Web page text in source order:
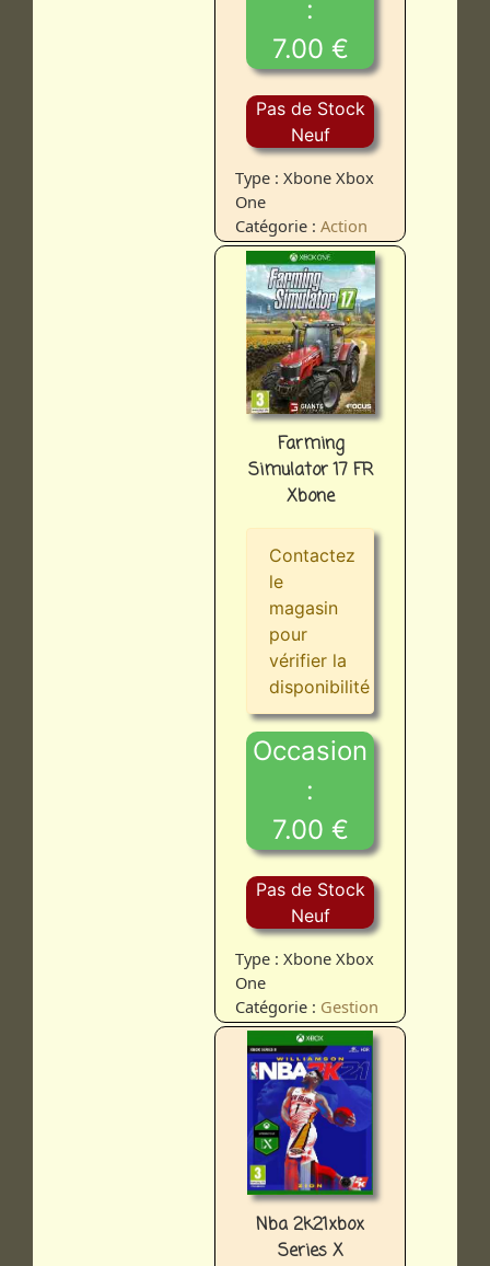
:
7.00 €
Pas de Stock
Neuf
Type : Xbone Xbox
One
Catégorie :Action
Farming
Simulator 17 FR
Xbone
Contactez
le
magasin
pour
vérifier la
disponibilité
Occasion
:
7.00 €
Pas de Stock
Neuf
Type : Xbone Xbox
One
Catégorie : Gestion
Nba 2k21xbox
Series X